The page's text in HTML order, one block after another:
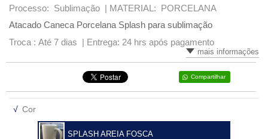
VARIADOS
Processo: Sublimação | MATERIAL: PORCELANA
Atacado Caneca Porcelana Splash para sublimação
Troca : Até 7 dias | Entrega: 24 hrs após pagamento
mais informações
Compartilhar
√ Cor
SPLASH AREIA FOSCA